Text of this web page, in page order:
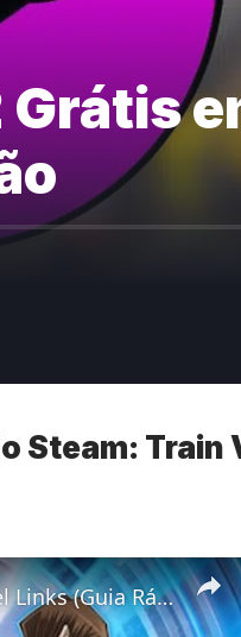
Steam: Train
Como FARMAR GOLD e CHAVES no Duel Links (Guia Rápido e Fácil)